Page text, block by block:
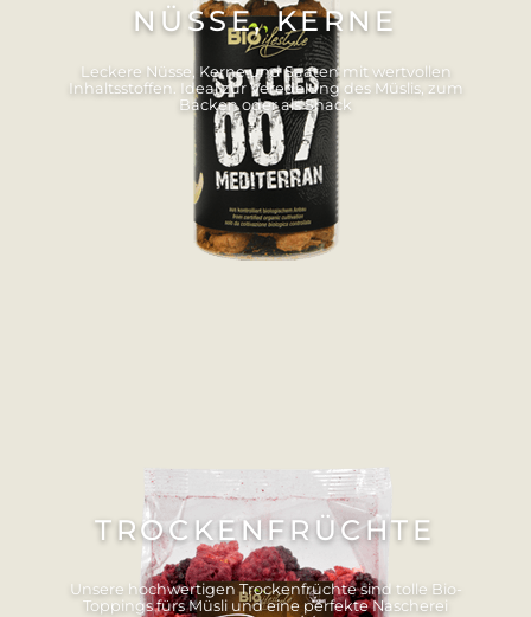
NÜSSE, KERNE
Leckere Nüsse, Kerne und Saaten mit wertvollen
Inhaltsstoffen. Ideal zur Veredelung des Müslis, zum
Backen oder als Snack
TROCKENFRÜCHTE
Unsere hochwertigen Trockenfrüchte sind tolle Bio-
Toppings fürs Müsli und eine perfekte Nascherei